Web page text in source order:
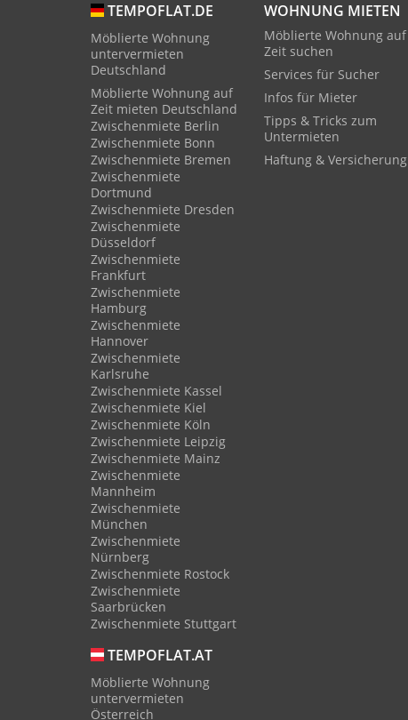
TEMPOFLAT.DE
Möblierte Wohnung
untervermieten
Deutschland
Möblierte Wohnung auf
Zeit mieten Deutschland
Zwischenmiete Berlin
Zwischenmiete Bonn
Zwischenmiete Bremen
Zwischenmiete
Dortmund
Zwischenmiete Dresden
Zwischenmiete
Düsseldorf
Zwischenmiete
Frankfurt
Zwischenmiete
Hamburg
Zwischenmiete
Hannover
Zwischenmiete
Karlsruhe
Zwischenmiete Kassel
Zwischenmiete Kiel
Zwischenmiete Köln
Zwischenmiete Leipzig
Zwischenmiete Mainz
Zwischenmiete
Mannheim
Zwischenmiete
München
Zwischenmiete
Nürnberg
Zwischenmiete Rostock
Zwischenmiete
Saarbrücken
Zwischenmiete Stuttgart
TEMPOFLAT.AT
Möblierte Wohnung
untervermieten
Österreich
WOHNUNG MIETEN
Möblierte Wohnung auf
Zeit suchen
Services für Sucher
Infos für Mieter
Tipps & Tricks zum
Untermieten
Haftung & Versicherung